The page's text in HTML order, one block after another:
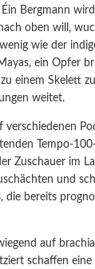
Bergmann
oben will,
wie der
ein Opfer
einem Skelett
weitet.
Tempo-
Zuschauer im
und
die bereits
auf
schaffen